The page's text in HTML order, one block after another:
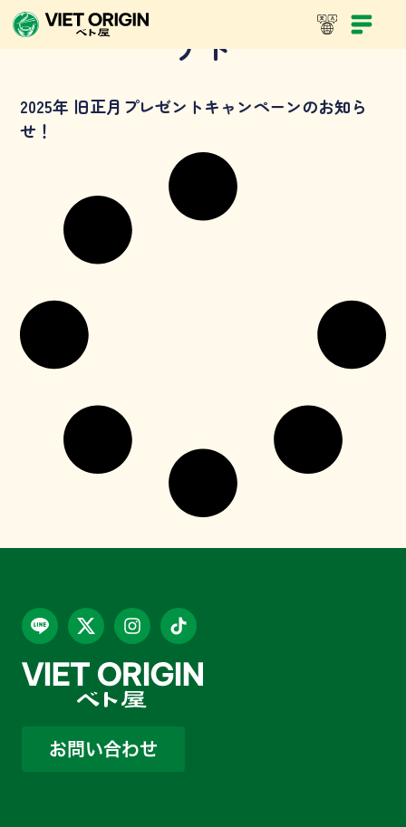
テト
2025年 旧正月プレゼントキャンペーンのお知ら
せ！
お問い合わせ